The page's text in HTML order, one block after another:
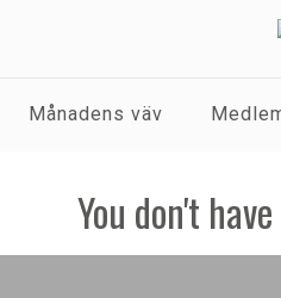
Månadens väv
You don't